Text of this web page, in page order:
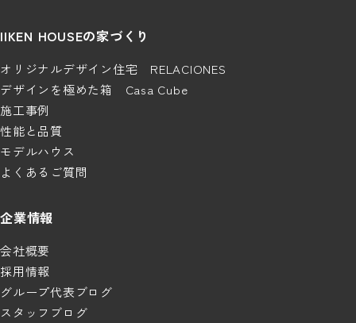
IIKEN HOUSEの家づくり
オリジナルデザイン住宅 RELACIONES
デザインを極めた箱 Casa Cube
施工事例
性能と品質
モデルハウス
よくあるご質問
企業情報
会社概要
採用情報
グループ代表ブログ
スタッフブログ